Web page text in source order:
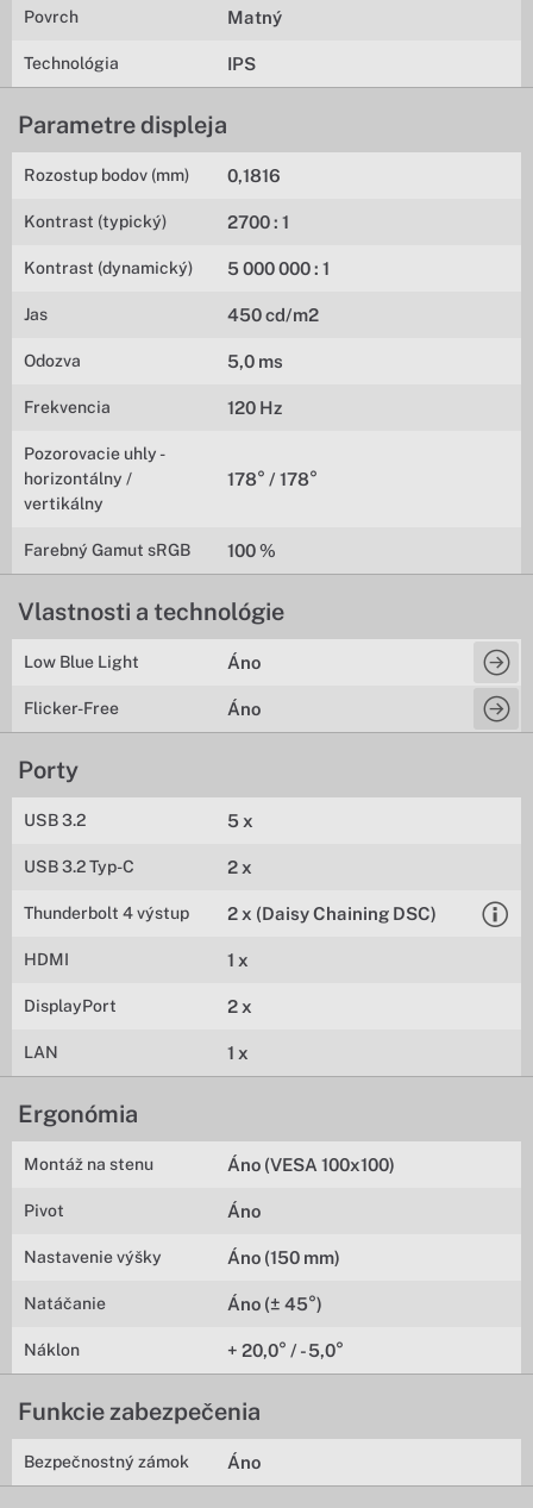
Povrch Matný
Technológia IPS
Parametre displeja
Rozostup bodov (mm) 0,1816
Kontrast (typický) 2700 : 1
Kontrast (dynamický) 5 000 000 : 1
Jas 450 cd/m2
Odozva 5,0 ms
Frekvencia 120 Hz
Pozorovacie uhly -
horizontálny /
vertikálny
178° / 178°
Farebný Gamut sRGB 100 %
Vlastnosti a technológie
Low Blue Light Áno
Flicker-Free Áno
Porty
USB 3.2 5 x
USB 3.2 Typ-C 2 x
Thunderbolt 4 výstup 2 x (Daisy Chaining DSC)
HDMI 1 x
DisplayPort 2 x
LAN 1 x
Ergonómia
Montáž na stenu Áno (VESA 100x100)
Pivot Áno
Nastavenie výšky Áno (150 mm)
Natáčanie Áno (± 45°)
Náklon + 20,0° / - 5,0°
Funkcie zabezpečenia
Bezpečnostný zámok Áno